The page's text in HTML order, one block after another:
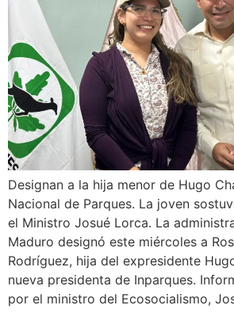
Designan a la hija menor de Hugo
Nacional de Parques. La joven
el Ministro Josué Lorca. La
Maduro designó este miércoles a
Rodríguez, hija del expresidente
nueva presidenta de Inparques.
por el ministro del Ecosocialismo,